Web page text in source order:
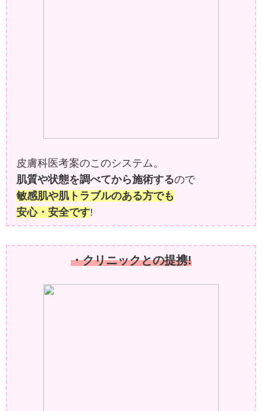
皮膚科医考案のこのシステム。
肌質や状態を調べてから施術するので
敏感肌や肌トラブルのある方でも
安心・安全です!
・クリニックとの提携!